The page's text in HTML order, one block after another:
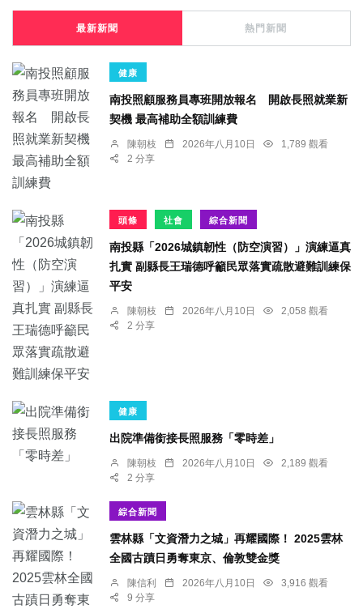
最新新聞 熱門新聞
健康
南投照顧服務員專班開放報名 開啟長照就業新
契機 最高補助全額訓練費
陳朝枝 2026年八月10日
1,789 觀看
2 分享
頭條 社會 綜合新聞
南投縣「2026城鎮韌性（防空演習）」演練逼真
扎實 副縣長王瑞德呼籲民眾落實疏散避難訓練保
平安
陳朝枝 2026年八月10日
2,058 觀看
2 分享
健康
出院準備銜接長照服務「零時差」
陳朝枝 2026年八月10日
2,189 觀看
2 分享
綜合新聞
雲林縣「文資潛力之城」再耀國際！ 2025雲林
全國古蹟日勇奪東京、倫敦雙金獎
陳信利 2026年八月10日
3,916 觀看
9 分享